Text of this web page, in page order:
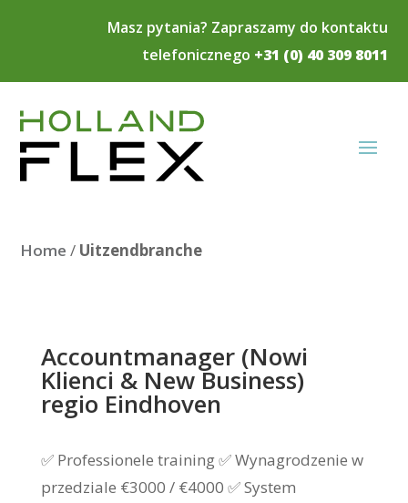
Masz pytania? Zapraszamy do kontaktu
telefonicznego +31 (0) 40 309 8011
Home / Uitzendbranche
Accountmanager (Nowi
Klienci & New Business)
regio Eindhoven
✅ Professionele training ✅ Wynagrodzenie w
przedziale €3000 / €4000 ✅ System